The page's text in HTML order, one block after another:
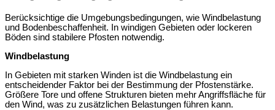
Berücksichtige die Umgebungsbedingungen, wie Windbelastung
und Bodenbeschaffenheit. In windigen Gebieten oder lockeren
Böden sind stabilere Pfosten notwendig.
Windbelastung
In Gebieten mit starken Winden ist die Windbelastung ein
entscheidender Faktor bei der Bestimmung der Pfostenstärke.
Größere Tore und offene Strukturen bieten mehr Angriffsfläche für
den Wind, was zu zusätzlichen Belastungen führen kann.